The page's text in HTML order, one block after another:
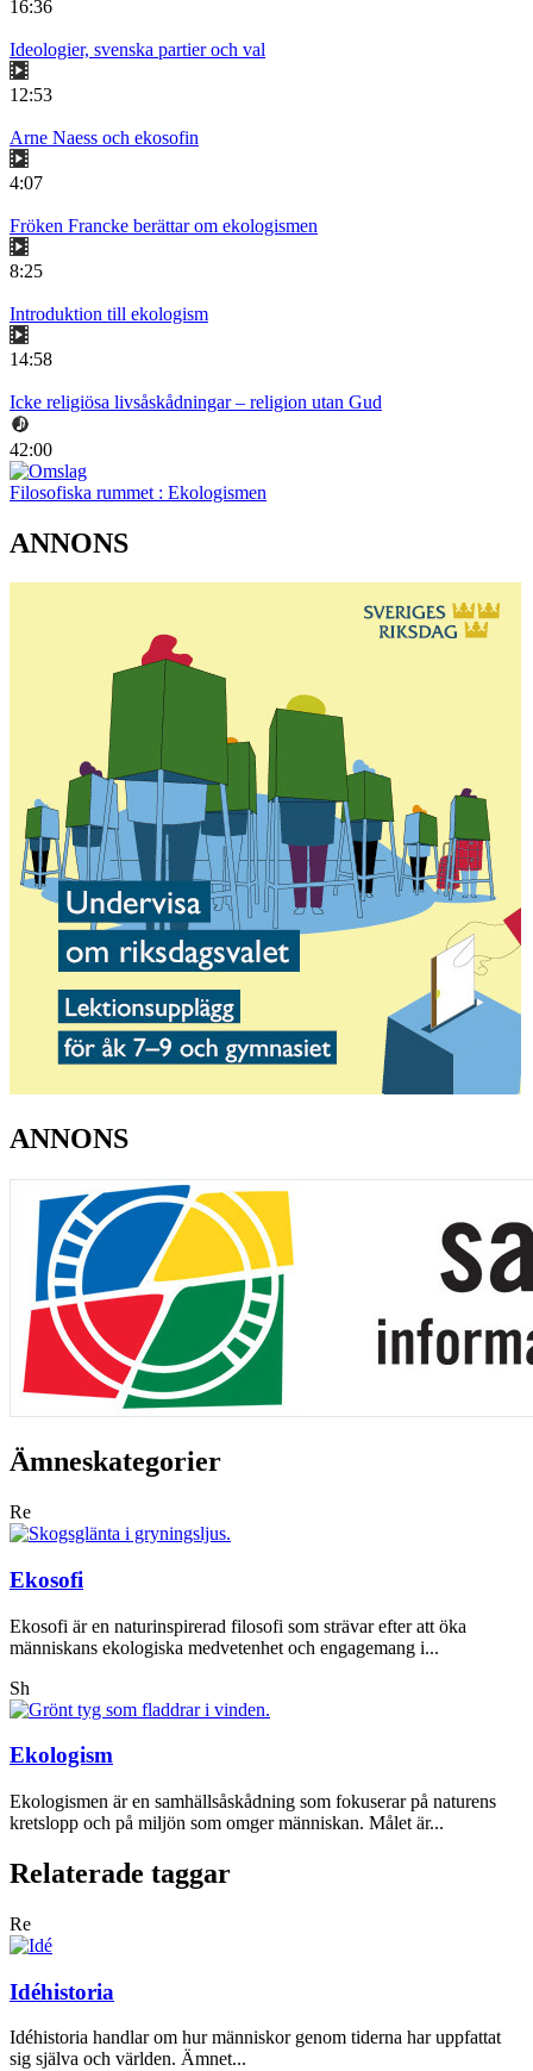
16:36
Ideologier, svenska partier och val
12:53
Arne Naess och ekosofin
4:07
Fröken Francke berättar om ekologismen
8:25
Introduktion till ekologism
14:58
Icke religiösa livsåskådningar – religion utan Gud
42:00
Filosofiska rummet : Ekologismen
ANNONS
ANNONS
Ämneskategorier
Re
Ekosofi
Ekosofi är en naturinspirerad filosofi som strävar efter att öka
människans ekologiska medvetenhet och engagemang i...
Sh
Ekologism
Ekologismen är en samhällsåskådning som fokuserar på naturens
kretslopp och på miljön som omger människan. Målet är...
Relaterade taggar
Re
Idéhistoria
Idéhistoria handlar om hur människor genom tiderna har uppfattat
sig själva och världen. Ämnet...